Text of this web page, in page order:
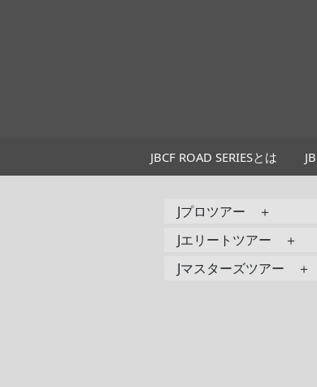
JBCF ROAD SERIESとは
Jプロツアー ＋
Jエリートツアー ＋
Jマスターズツアー ＋